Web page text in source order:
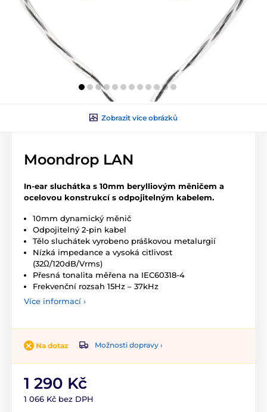
Zobrazit více obrázků
Moondrop LAN
In-ear sluchátka s 10mm berylliovým měničem a
ocelovou konstrukcí s odpojitelným kabelem.
10mm dynamický měnič
Odpojitelný 2-pin kabel
Tělo sluchátek vyrobeno práškovou metalurgií
Nízká impedance a vysoká citlivost
(32Ω/120dB/Vrms)
Přesná tonalita měřena na IEC60318-4
Frekvenční rozsah 15Hz – 37kHz
Více informací ›
Na dotaz Možnosti dopravy ›
1 290 Kč
1 066 Kč bez DPH